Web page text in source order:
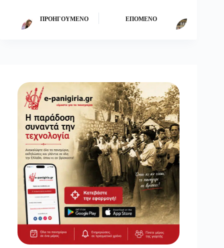
ΠΡΟΗΓΟΎΜΕΝΟ ΕΠΌΜΕΝΟ